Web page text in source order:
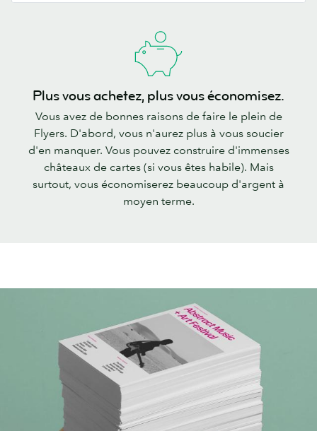
Plus vous achetez, plus vous économisez.
Vous avez de bonnes raisons de faire le plein de
Flyers. D'abord, vous n'aurez plus à vous soucier
d'en manquer. Vous pouvez construire d'immenses
châteaux de cartes (si vous êtes habile). Mais
surtout, vous économiserez beaucoup d'argent à
moyen terme.